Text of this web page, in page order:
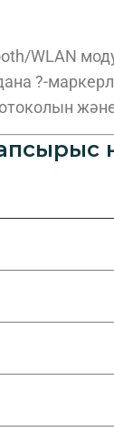
WLAN
?-